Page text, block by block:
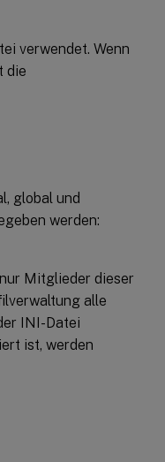
verwendet. Wenn
die
global und
werden:
Mitglieder dieser
alle
INI-Datei
ist, werden